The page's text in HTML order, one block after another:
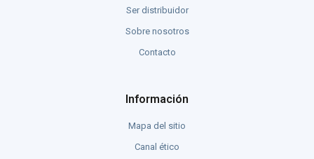
Ser distribuidor
Sobre nosotros
Contacto
Información
Mapa del sitio
Canal ético